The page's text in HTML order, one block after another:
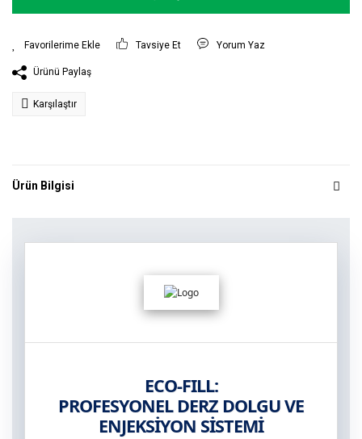
Tavsiye Et Yorum Yaz
Ürünü Paylaş
Karşılaştır
Ürün Bilgisi
ECO-FILL:
PROFESYONEL DERZ DOLGU VE
ENJEKSİYON SİSTEMİ